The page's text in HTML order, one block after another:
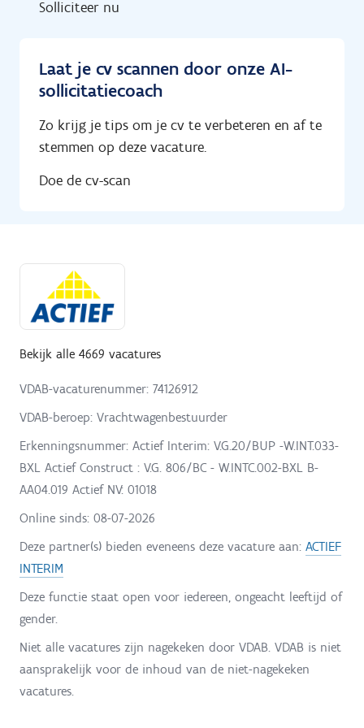
Solliciteer nu
Laat je cv scannen door onze AI-
sollicitatiecoach
Zo krijg je tips om je cv te verbeteren en af te
stemmen op deze vacature.
Doe de cv-scan
Bekijk alle 4669 vacatures
VDAB-vacaturenummer: 74126912
VDAB-beroep: Vrachtwagenbestuurder
Erkenningsnummer: Actief Interim: V.G.20/BUP -W.INT.033-
BXL Actief Construct : V.G. 806/BC - W.INTC.002-BXL B-
AA04.019 Actief NV: 01018
Online sinds: 08-07-2026
Deze partner(s) bieden eveneens deze vacature aan: ACTIEF
INTERIM
Deze functie staat open voor iedereen, ongeacht leeftijd of
gender.
Niet alle vacatures zijn nagekeken door VDAB. VDAB is niet
aansprakelijk voor de inhoud van de niet-nagekeken
vacatures.